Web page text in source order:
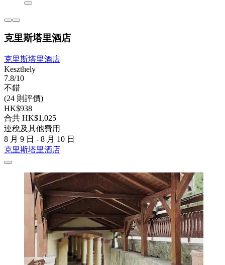
克里斯塔里酒店
克里斯塔里酒店
Keszthely
7.8/10
不錯
(24 則評價)
HK$938
合共 HK$1,025
連稅及其他費用
8 月 9 日 - 8 月 10 日
克里斯塔里酒店